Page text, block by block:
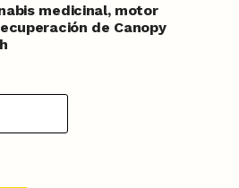
medicinal, motor
de Canopy